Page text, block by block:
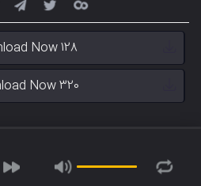
Now 128
Now 320